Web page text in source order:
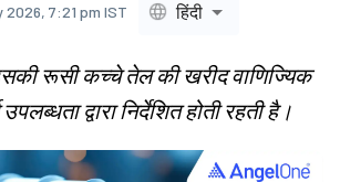
2026, 7:21 pm IST हिंदी
रूसी कच्चे तेल की खरीद वाणिज्यिक
द्वारा निर्देशित होती रहती है।